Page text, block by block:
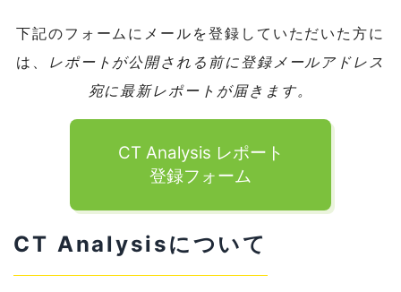
下記のフォームにメールを登録していただいた方に
は、
レポートが公開される前に登録メールアドレス
宛に最新レポートが届きます。
CT Analysis レポート
登録フォーム
CT Analysisについて